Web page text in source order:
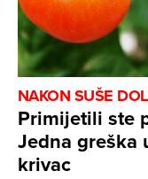
NAKON SUŠE
Primijetili ste
Jedna greška
krivac